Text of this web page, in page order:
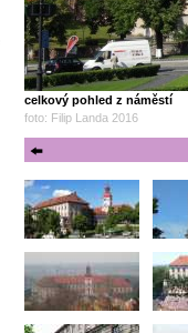
celkový pohled z náměstí
foto: Filip Landa 2016